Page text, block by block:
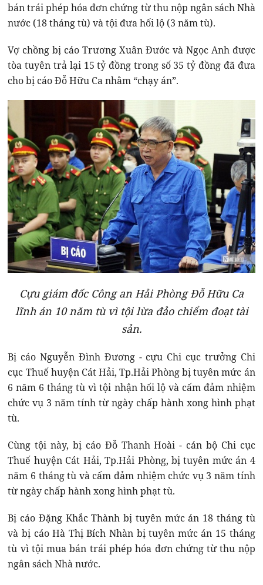
bán trái phép hóa đơn chứng từ thu nộp ngân sách Nhà
nước (18 tháng tù) và tội đưa hối lộ (3 năm tù).
Vợ chồng bị cáo Trương Xuân Đước và Ngọc Anh được
tòa tuyên trả lại 15 tỷ đồng trong số 35 tỷ đồng đã đưa
cho bị cáo Đỗ Hữu Ca nhằm “chạy án”.
Cựu giám đốc Công an Hải Phòng Đỗ Hữu Ca
lĩnh án 10 năm tù vì tội lừa đảo chiểm đoạt tài
sản.
Bị cáo Nguyễn Đình Đương - cựu Chi cục trưởng Chi
cục Thuế huyện Cát Hải, Tp.Hải Phòng bị tuyên mức án
6 năm 6 tháng tù vì tội nhận hối lộ và cấm đảm nhiệm
chức vụ 3 năm tính từ ngày chấp hành xong hình phạt
tù.
Cùng tội này, bị cáo Đỗ Thanh Hoài - cán bộ Chi cục
Thuế huyện Cát Hải, Tp.Hải Phòng, bị tuyên mức án 4
năm 6 tháng tù và cấm đảm nhiệm chức vụ 3 năm tính
từ ngày chấp hành xong hình phạt tù.
Bị cáo Đặng Khắc Thành bị tuyên mức án 18 tháng tù
và bị cáo Hà Thị Bích Nhàn bị tuyên mức án 15 tháng
tù vì tội mua bán trái phép hóa đơn chứng từ thu nộp
ngân sách Nhà nước.